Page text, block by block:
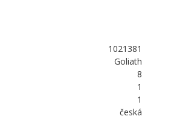
1021381
Goliath
8
1
1
česká